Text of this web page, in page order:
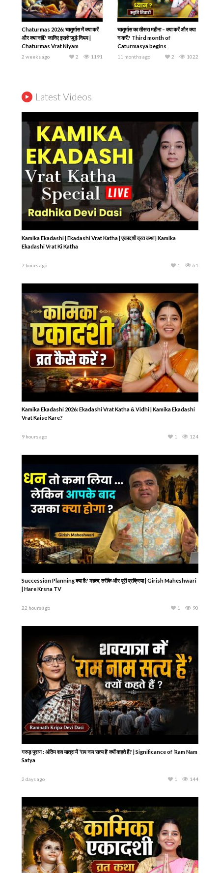
Chaturmas 2026: चातुर्मास में क्या करें
और क्या नहीं? जानिए इससे जुड़े नियम |
Chaturmas Vrat Niyam
2 weeks ago 1191
2
चातुर्मास का तीसरा महीना – क्या करें और क्या
न करें? Third month of
Caturmasya begins
11 months ago 1022
2
Latest Videos
Kamika Ekadashi | Ekadashi Vrat Katha | एकादशी व्रत कथा | Kamika
Ekadashi Vrat Ki Katha
7 hours ago 61
1
Kamika Ekadashi 2026: Ekadashi Vrat Katha & Vidhi | Kamika Ekadashi
Vrat Kaise Kare?
9 hours ago 124
1
Succession Planning क्या है? महत्व, तरीके और पूरी प्रक्रिया | Girish Maheshwari
| Hare Krsna TV
22 hours ago 90
1
गरुड़ पुराण : अंतिम शव यात्रा में ‘राम नाम सत्य है’ क्यों कहते हैं? | Significance of ‘Ram Nam
Satya
2 days ago 144
1